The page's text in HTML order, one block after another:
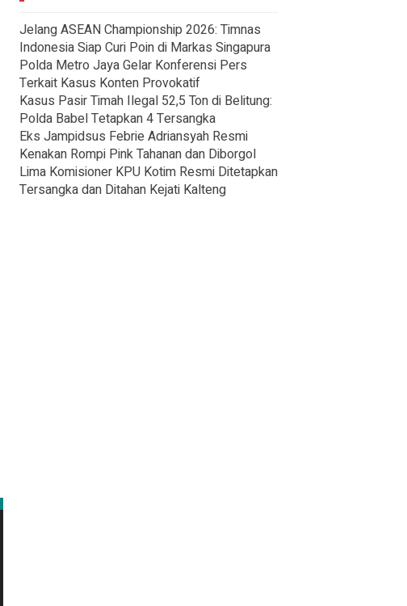
Jelang ASEAN Championship 2026: Timnas
Indonesia Siap Curi Poin di Markas Singapura
Polda Metro Jaya Gelar Konferensi Pers
Terkait Kasus Konten Provokatif
Kasus Pasir Timah Ilegal 52,5 Ton di Belitung:
Polda Babel Tetapkan 4 Tersangka
Eks Jampidsus Febrie Adriansyah Resmi
Kenakan Rompi Pink Tahanan dan Diborgol
Lima Komisioner KPU Kotim Resmi Ditetapkan
Tersangka dan Ditahan Kejati Kalteng